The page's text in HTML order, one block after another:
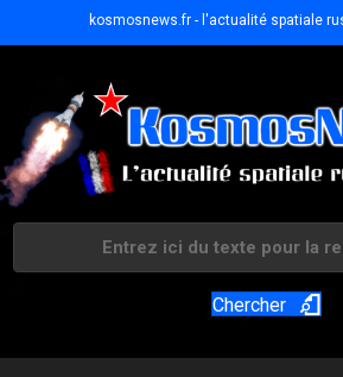
kosmosnews.fr - l'actualité spatiale
Chercher